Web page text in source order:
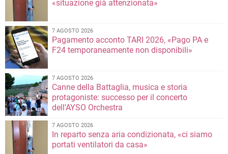
«situazione già attenzionata»
7 AGOSTO 2026
Pagamento acconto TARI 2026, «Pago PA e
F24 temporaneamente non disponibili»
7 AGOSTO 2026
Canne della Battaglia, musica e storia
protagoniste: successo per il concerto
dell’AYSO Orchestra
7 AGOSTO 2026
In reparto senza aria condizionata, «ci siamo
portati ventilatori da casa»